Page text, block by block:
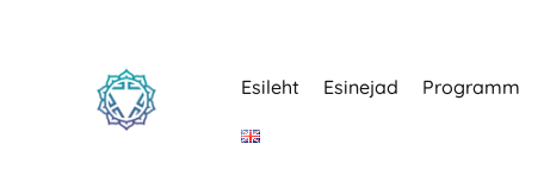
Esileht Esinejad Programm